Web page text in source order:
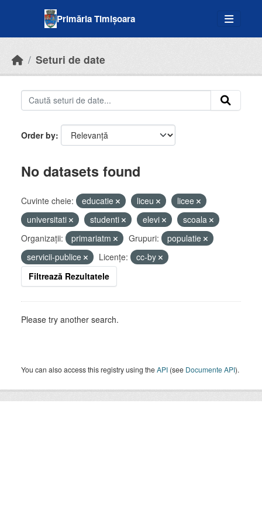
Primăria Timișoara
Seturi de date
Order by
No datasets found
Cuvinte cheie: educatie liceu
licee
universitati
studenti elevi
scoala
Organizații:
primariatm Grupuri:
populatie
servicii-publice
Licenţe:
cc-by
Filtrează Rezultatele
Please try another search.
You can also access this registry using theAPI (see Documente API).